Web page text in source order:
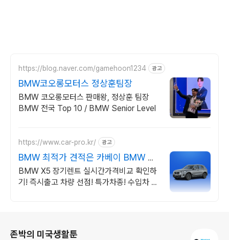
https://blog.naver.com/gamehoon1234 광고
BMW코오롱모터스 정상훈팀장
BMW 코오롱모터스 판매왕, 정상훈 팀장
BMW 전국 Top 10 / BMW Senior Level
https://www.car-pro.kr/ 광고
BMW 최적가 견적은 카베이 BMW 특
가차량 무료견적
BMW X5 장기렌트 실시간가격비교 확인하
기! 즉시출고 차량 선점! 특가차종! 수입차 최
존박의 미국생활툰